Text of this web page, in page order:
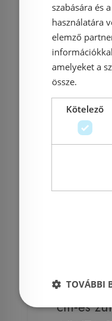
253 000 Ft
Niwell
cm-es
szabására és
használatára
elemző
amelyeket a
össze.
Kötelező
TOVÁBBI